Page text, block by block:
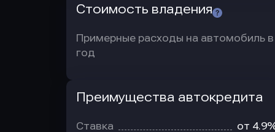
Стоимость владения
Примерные расходы на автомобиль в
год
Преимущества автокредита
Ставка от